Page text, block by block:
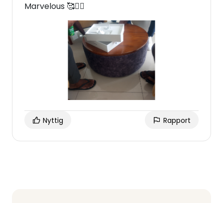
Marvelous 🥰❤️‍🔥
Nyttig Rapport